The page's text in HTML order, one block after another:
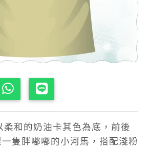
柔和的奶油卡其色為底，前後
隻胖嘟嘟的小河馬，搭配淺粉